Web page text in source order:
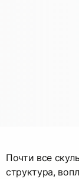
Почти все
структура,